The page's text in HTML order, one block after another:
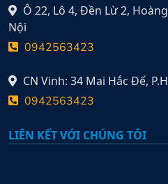
Ô 22, Lô 4, Đền Lừ 2,
Nội
0942563423
CN Vinh: 34 Mai Hắc Đế,
0942563423
LIÊN KẾT VỚI CHÚNG TÔI